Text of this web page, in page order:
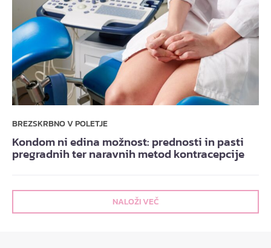
BREZSKRBNO V POLETJE
Kondom ni edina možnost: prednosti in pasti
pregradnih ter naravnih metod kontracepcije
NALOŽI VEČ